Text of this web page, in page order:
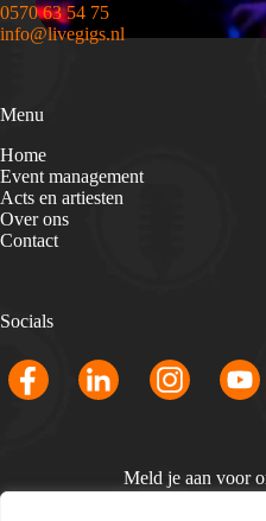
0570 63 54 75
info@livegigs.nl
Menu
Home
Event management
Acts en artiesten
Over ons
Contact
Socials
Meld je aan voor